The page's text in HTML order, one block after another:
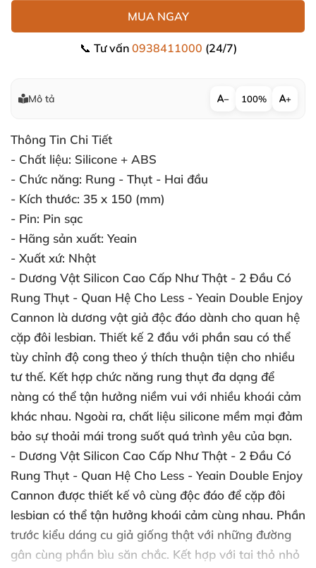
MUA NGAY
📞 Tư vấn 0938411000 (24/7)
Mô tả − 100% +
Thông Tin Chi Tiết
- Chất liệu: Silicone + ABS
- Chức năng: Rung - Thụt - Hai đầu
- Kích thước: 35 x 150 (mm)
- Pin: Pin sạc
- Hãng sản xuất: Yeain
- Xuất xứ: Nhật
- Dương Vật Silicon Cao Cấp Như Thật - 2 Đầu Có
Rung Thụt - Quan Hệ Cho Less - Yeain Double Enjoy
Cannon là dương vật giả độc đáo dành cho quan hệ
cặp đôi lesbian. Thiết kế 2 đầu với phần sau có thể
tùy chỉnh độ cong theo ý thích thuận tiện cho nhiều
tư thế. Kết hợp chức năng rung thụt đa dạng để
nàng có thể tận hưởng niềm vui với nhiều khoái cảm
khác nhau. Ngoài ra, chất liệu silicone mềm mại đảm
bảo sự thoải mái trong suốt quá trình yêu của bạn.
- Dương Vật Silicon Cao Cấp Như Thật - 2 Đầu Có
Rung Thụt - Quan Hệ Cho Less - Yeain Double Enjoy
Cannon được thiết kế vô cùng độc đáo để cặp đôi
lesbian có thể tận hưởng khoái cảm cùng nhau. Phần
trước kiểu dáng cu giả giống thật với những đường
gân cùng phần bìu săn chắc. Kết hợp với tai thỏ nhỏ